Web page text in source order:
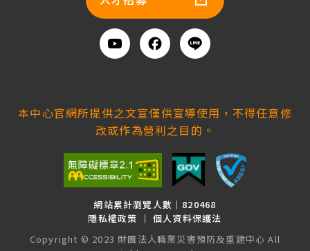
YoutubeFacebook
Line
好
友
本中心官網所提供之文宣僅供宣導使用，不得任意修
改或作為營利之目的。
網站累計瀏覽人數｜820468
隱私權政策 ｜個人資料保護法
Copyright © 2023 財團法人職業災害預防及重建中心 All